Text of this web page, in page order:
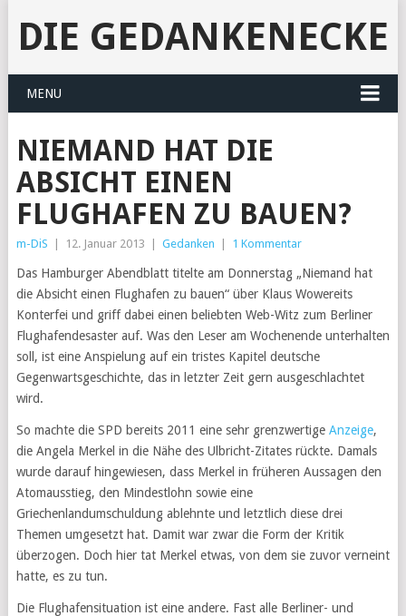
DIE GEDANKENECKE
MENU
NIEMAND HAT DIE
ABSICHT EINEN
FLUGHAFEN ZU BAUEN?
m-DiS 12. Januar 2013 Gedanken 1 Kommentar
Das Hamburger Abendblatt titelte am Donnerstag „Niemand hat
die Absicht einen Flughafen zu bauen“ über Klaus Wowereits
Konterfei und griff dabei einen beliebten Web-Witz zum Berliner
Flughafendesaster auf. Was den Leser am Wochenende unterhalten
soll, ist eine Anspielung auf ein tristes Kapitel deutsche
Gegenwartsgeschichte, das in letzter Zeit gern ausgeschlachtet
wird.
So machte die SPD bereits 2011 eine sehr grenzwertige Anzeige,
die Angela Merkel in die Nähe des Ulbricht-Zitates rückte. Damals
wurde darauf hingewiesen, dass Merkel in früheren Aussagen den
Atomausstieg, den Mindestlohn sowie eine
Griechenlandumschuldung ablehnte und letztlich diese drei
Themen umgesetzt hat. Damit war zwar die Form der Kritik
überzogen. Doch hier tat Merkel etwas, von dem sie zuvor verneint
hatte, es zu tun.
Die Flughafensituation ist eine andere. Fast alle Berliner- und